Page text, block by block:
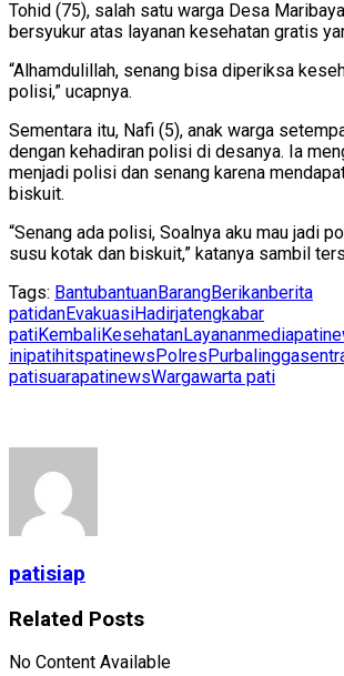
Tohid (75), salah satu warga Desa
bersyukur atas layanan kesehatan gratis
“Alhamdulillah, senang bisa diperiksa
polisi,” ucapnya.
Sementara itu, Nafi (5), anak warga
dengan kehadiran polisi di desanya. Ia
menjadi polisi dan senang karena
biskuit.
“Senang ada polisi, Soalnya aku mau jadi
susu kotak dan biskuit,” katanya sambil
Tags: BantubantuanBarangBerikanberita
patidanEvakuasiHadirjatengkabar
patiKembaliKesehatanLayanan
inipatihitspatinews Polres Purbalingga
patisuarapatinewsWargawarta pati
patisiap
Related Posts
No Content Available